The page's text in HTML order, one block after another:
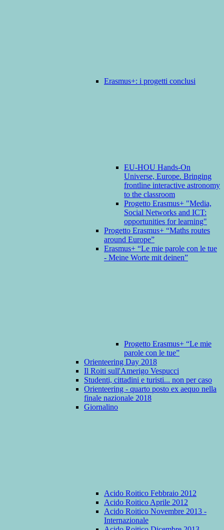
Erasmus+: i progetti conclusi
EU-HOU Hands-On
Universe, Europe. Bringing
frontline interactive astronomy
to the classroom
Progetto Erasmus+ "Media,
Social Networks and ICT:
opportunities for learning"
Progetto Erasmus+ “Maths routes
around Europe”
Erasmus+ “Le mie parole con le tue
- Meine Worte mit deinen”
Progetto Erasmus+ “Le mie
parole con le tue”
Orienteering Day 2018
Il Roiti sull'Amerigo Vespucci
Studenti, cittadini e turisti... non per caso
Orienteering - quarto posto ex aequo nella
finale nazionale 2018
Giornalino
Acido Roitico Febbraio 2012
Acido Roitico Aprile 2012
Acido Roitico Novembre 2013 -
Internazionale